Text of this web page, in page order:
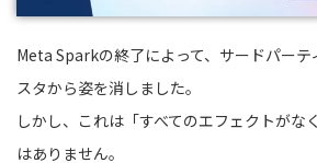
Meta Sparkの終了によって、サードパー
スタから姿を消しました。
しかし、これは「すべてのエフェクトがな
はありません。